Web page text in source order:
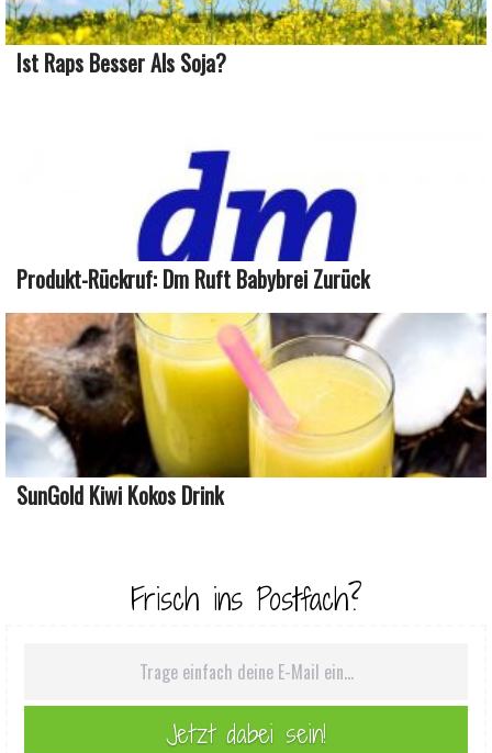
Ist Raps Besser Als Soja?
Produkt-Rückruf: Dm Ruft Babybrei Zurück
SunGold Kiwi Kokos Drink
Frisch ins Postfach?